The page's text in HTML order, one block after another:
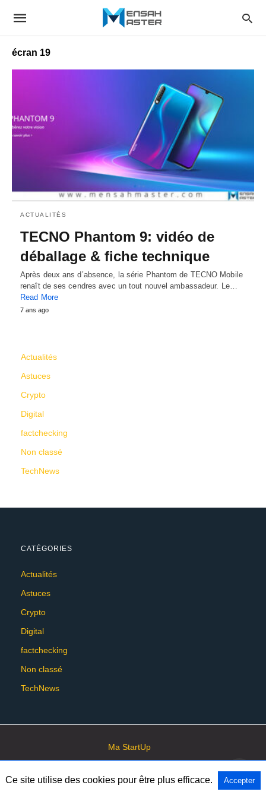
écran 19
ACTUALITÉS
TECNO Phantom 9: vidéo de
déballage & fiche technique
Après deux ans d’absence, la série Phantom de TECNO Mobile
renaît de ses cendres avec un tout nouvel ambassadeur. Le…
Read More
7 ans ago
Actualités
Astuces
Crypto
Digital
factchecking
Non classé
TechNews
CATÉGORIES
Actualités
Astuces
Crypto
Digital
factchecking
Non classé
TechNews
Ma StartUp
All Rights Reserved View Non-AMP Version
Ce site utilise des cookies pour être plus efficace. Accepter